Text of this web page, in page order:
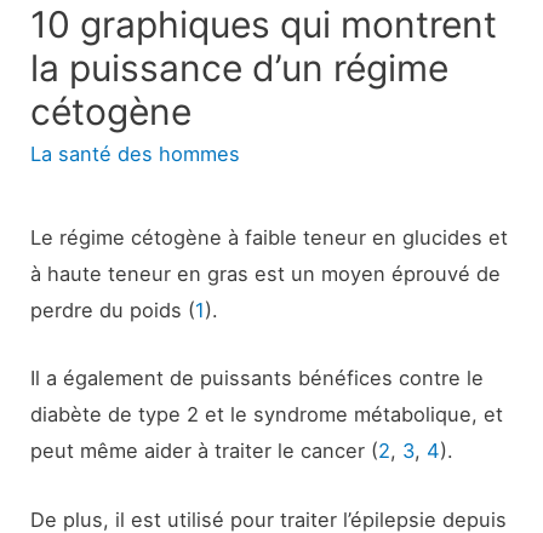
10 graphiques qui montrent
la puissance d’un régime
cétogène
La santé des hommes
Le régime cétogène à faible teneur en glucides et
à haute teneur en gras est un moyen éprouvé de
perdre du poids (1).
Il a également de puissants bénéfices contre le
diabète de type 2 et le syndrome métabolique, et
peut même aider à traiter le cancer (2, 3, 4).
De plus, il est utilisé pour traiter l’épilepsie depuis